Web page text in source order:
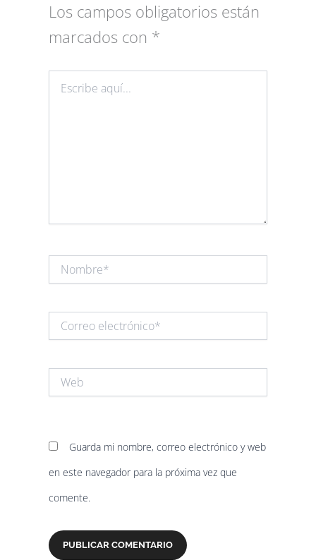
Los campos obligatorios están
marcados con *
aquí...
Nombre*
electrónico*
Guarda mi nombre, correo electrónico y web
en este navegador para la próxima vez que
comente.